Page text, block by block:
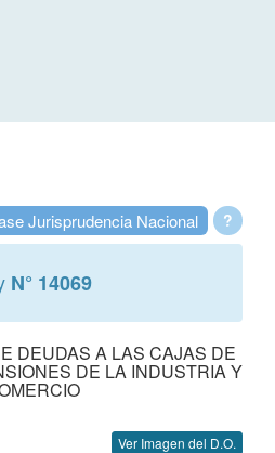
?
Jurisprudencia Nacional
N° 14069
DEUDAS A LAS CAJAS DE
DE LA INDUSTRIA Y
Ver Imagen del D.O.